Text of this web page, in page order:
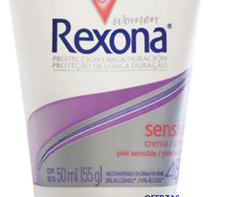
Pañales Adultos
Solares